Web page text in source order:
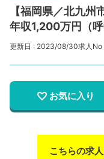
【福岡県／北九
年収1,200万円（呼
更新日 : 2023/08/30求人No
お気に入り
こちらの求